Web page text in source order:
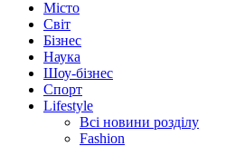
Місто
Світ
Бізнес
Наука
Шоу-бізнес
Спорт
Lifestyle
Всі новини розділу
Fashion